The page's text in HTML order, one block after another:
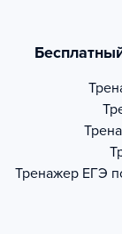
Тренажер ЕГЭ